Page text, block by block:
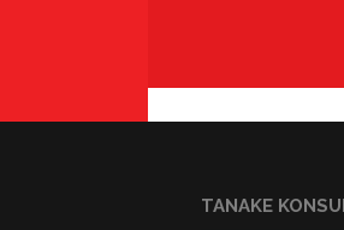
TANAKE